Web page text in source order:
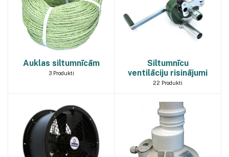
Auklas siltumnīcām
3Produkti
Siltumnīcu
ventilāciju risinājumi
22 Produkti